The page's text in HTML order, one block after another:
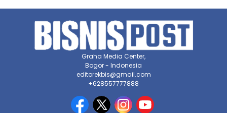
Graha Media Center,
Bogor - Indonesia
editorekbis@gmail.com
+628557777888